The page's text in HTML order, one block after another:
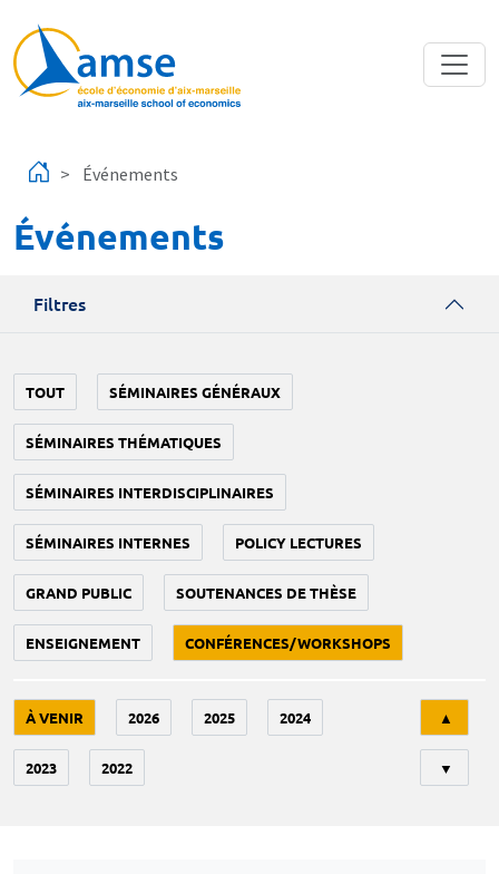
Événements
Événements
Filtres
TOUT SÉMINAIRES GÉNÉRAUX
SÉMINAIRES THÉMATIQUES
SÉMINAIRES INTERDISCIPLINAIRES
SÉMINAIRES INTERNES POLICY LECTURES
GRAND PUBLIC SOUTENANCES DE THÈSE
ENSEIGNEMENT CONFÉRENCES/WORKSHOPS
À VENIR 2026 2025 2024
2023 2022
▲
▼